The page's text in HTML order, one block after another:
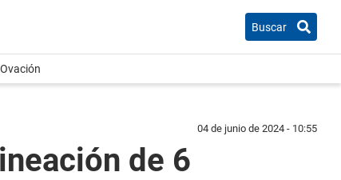
Buscar
Ovación
04 de junio de 2024 - 10:55
de 6